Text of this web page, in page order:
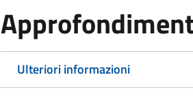
Ulteriori informazioni